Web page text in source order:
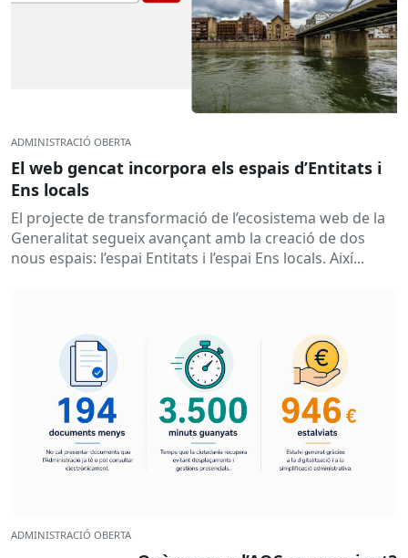
ADMINISTRACIÓ OBERTA
El web gencat incorpora els espais d’Entitats i
Ens locals
El projecte de transformació de l’ecosistema web de la
Generalitat segueix avançant amb la creació de dos
nous espais: l’espai Entitats i l’espai Ens locals. Així...
ADMINISTRACIÓ OBERTA